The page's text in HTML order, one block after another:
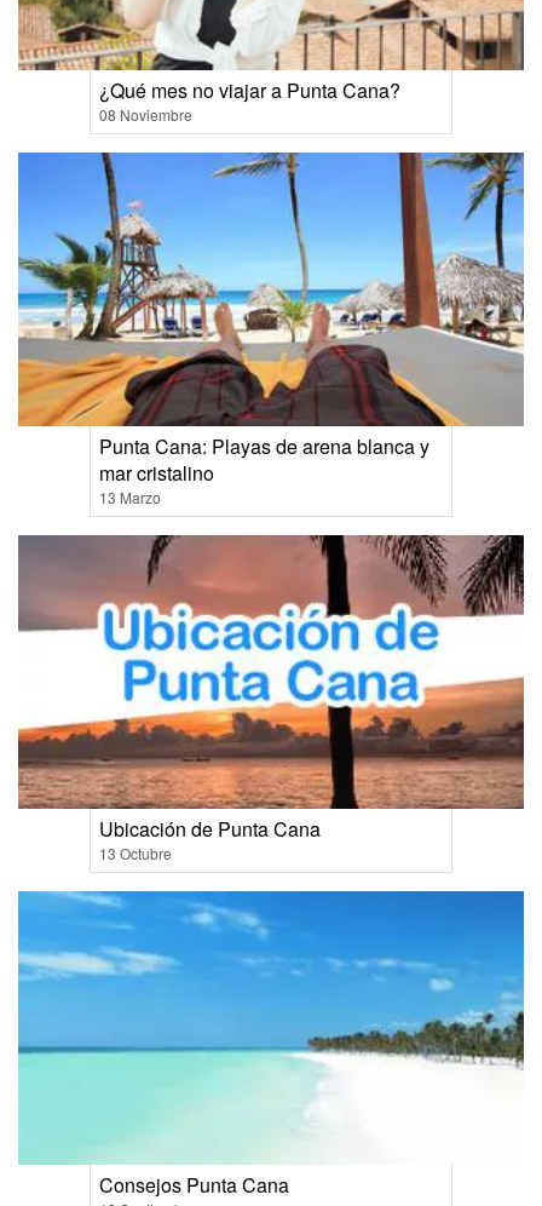
¿Qué mes no viajar a Punta Cana?
08 Noviembre
Punta Cana: Playas de arena blanca y
mar cristalino
13 Marzo
Ubicación de Punta Cana
13 Octubre
Consejos Punta Cana